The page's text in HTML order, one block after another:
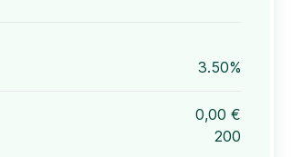
3.50%
0,00 €
200